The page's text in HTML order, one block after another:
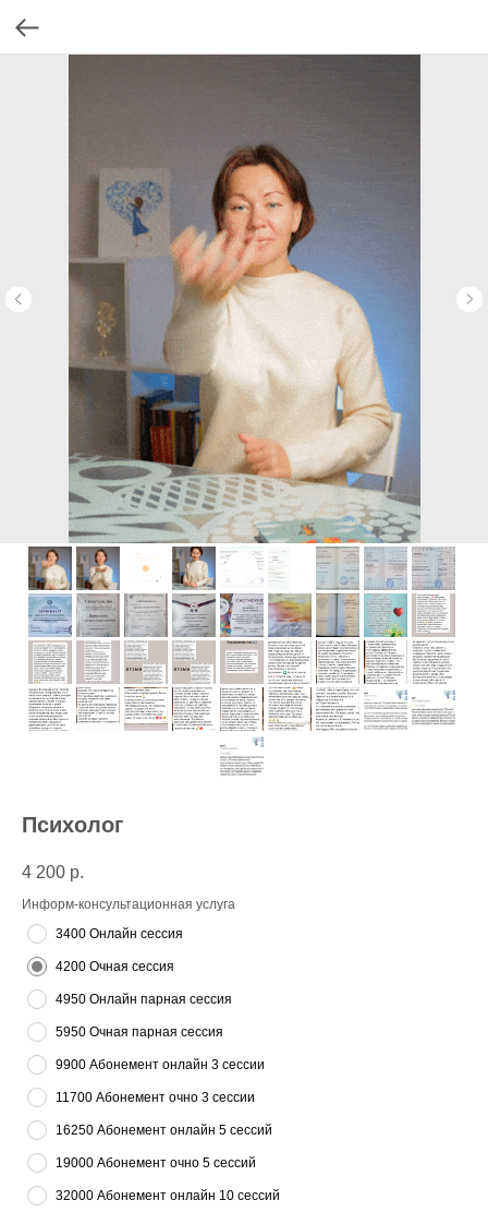
Психолог
4 200 р.
Информ-консультационная услуга
3400 Онлайн сессия
4200 Очная сессия
4950 Онлайн парная сессия
5950 Очная парная сессия
9900 Абонемент онлайн 3 сессии
11700 Абонемент очно 3 сессии
16250 Абонемент онлайн 5 сессий
19000 Абонемент очно 5 сессий
32000 Абонемент онлайн 10 сессий